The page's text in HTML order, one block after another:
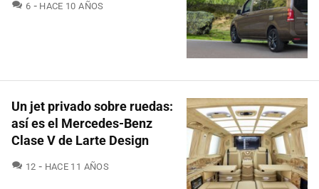
6 COMENTARIOS
HACE 10 AÑOS
Un jet privado sobre ruedas:
así es el Mercedes-Benz
Clase V de Larte Design
12 COMENTARIOS
HACE 11 AÑOS